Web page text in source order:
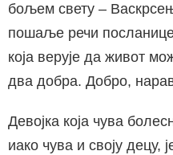
бољем свету –
пошаље речи посланице
која верује да живот
два добра. Добро,
Девојка која чува
иако чува и своју